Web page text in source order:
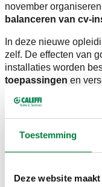
Toestemming
Deze website
november
balanceren van cv-
In deze nieuwe
zelf. De effecten van
installaties worden
toepassingen en
debieten in diverse
met de uitwerking
en berekeningen.
Dr. Ing.Roel
simulatietechnieken